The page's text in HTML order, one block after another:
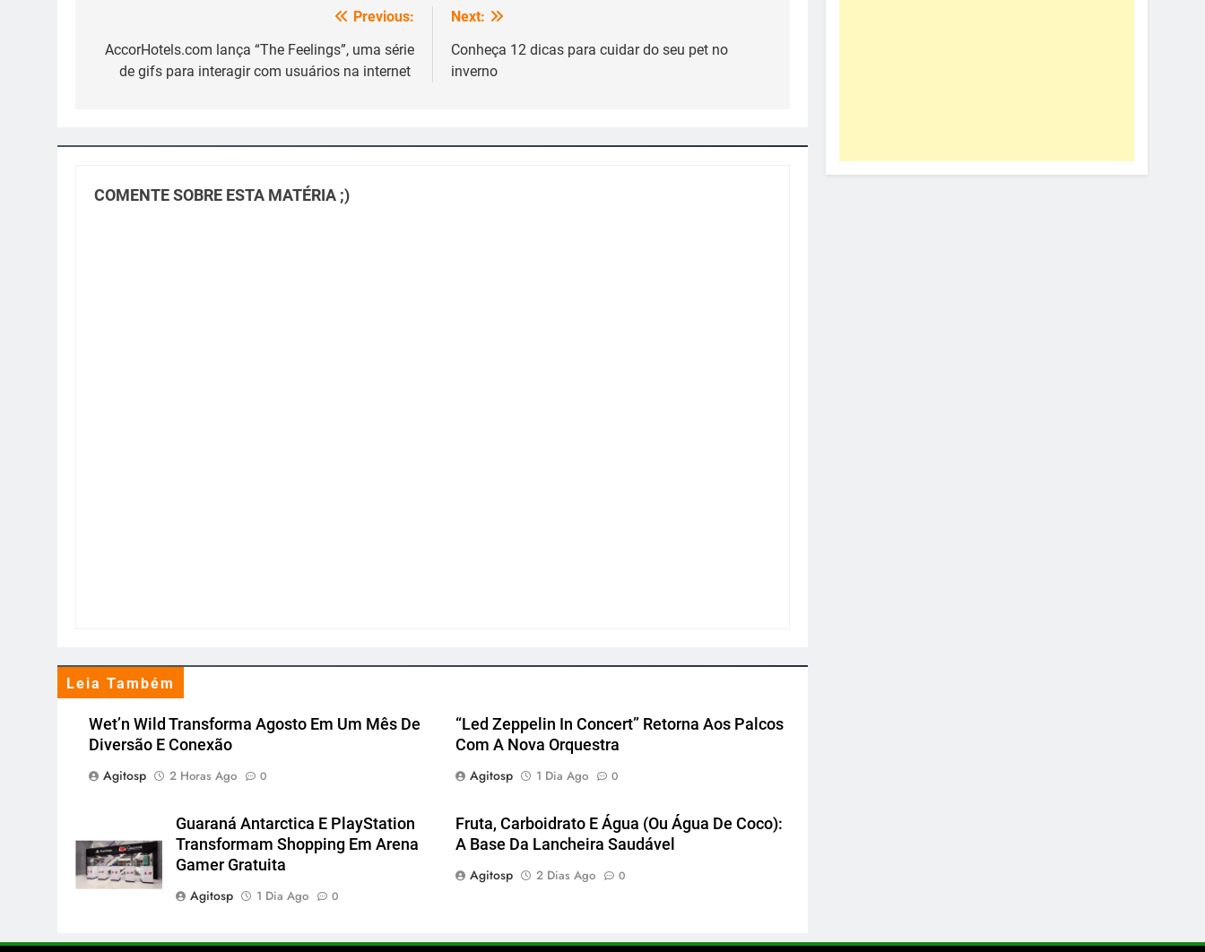
de
Previous:
AccorHotels.com lança “The Feelings”, uma série
de gifs para interagir com usuários na internet
Next:
Conheça 12 dicas para cuidar do seu pet no
inverno
COMENTE SOBRE ESTA MATÉRIA ;)
Leia Também
Wet’n Wild Transforma Agosto Em Um Mês De
Diversão E Conexão
Agitosp
2 Horas Ago 0
“Led Zeppelin In Concert” Retorna Aos Palcos
Com A Nova Orquestra
Agitosp
1 Dia Ago 0
Guaraná Antarctica E PlayStation
Transformam Shopping Em Arena
Gamer Gratuita
Agitosp
1 Dia Ago 0
Fruta, Carboidrato E Água (ou Água De Coco):
A Base Da Lancheira Saudável
Agitosp
2 Dias Ago 0